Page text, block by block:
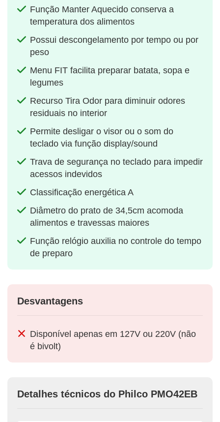
Função Manter Aquecido conserva a
temperatura dos alimentos
Possui descongelamento por tempo ou por
peso
Menu FIT facilita preparar batata, sopa e
legumes
Recurso Tira Odor para diminuir odores
residuais no interior
Permite desligar o visor ou o som do
teclado via função display/sound
Trava de segurança no teclado para impedir
acessos indevidos
Classificação energética A
Diâmetro do prato de 34,5cm acomoda
alimentos e travessas maiores
Função relógio auxilia no controle do tempo
de preparo
Desvantagens
Disponível apenas em 127V ou 220V (não
é bivolt)
Detalhes técnicos do Philco PMO42EB